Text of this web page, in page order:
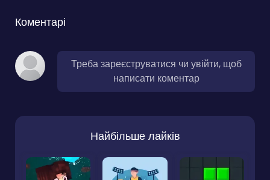
Коментарі
Треба зареєструватися чи увійти, щоб
написати коментар
Найбільше лайків